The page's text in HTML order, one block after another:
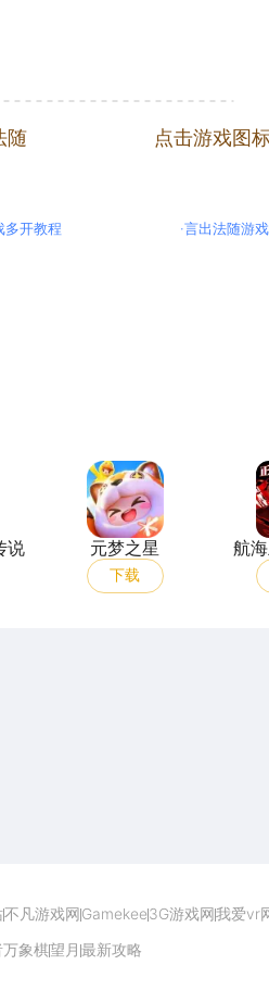
随 点击游戏图
多开教程 ·言出法随游
：枫之传说
说
元梦之星
元梦之星
下载
航
不凡游戏网Gamekee3G游戏网我爱vr
象棋望月 最新攻略